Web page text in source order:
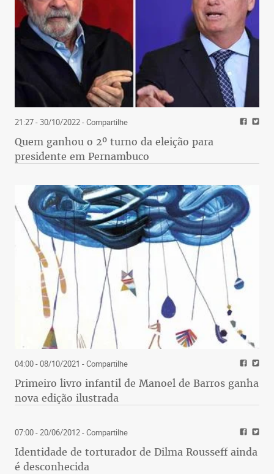
21:27 - 30/10/2022- Compartilhe
Quem ganhou o 2º turno da eleição para
presidente em Pernambuco
04:00 - 08/10/2021 - Compartilhe
Primeiro livro infantil de Manoel de Barros ganha
nova edição ilustrada
07:00 - 20/06/2012- Compartilhe
Identidade de torturador de Dilma Rousseff ainda
é desconhecida